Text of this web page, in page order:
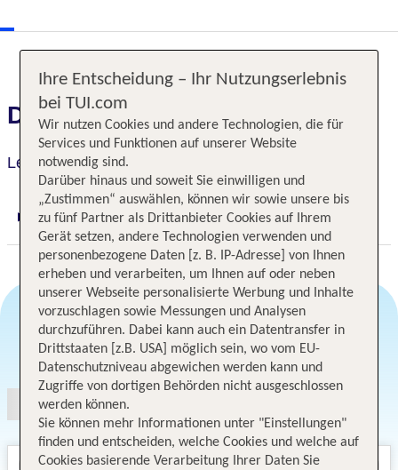
Das erwartet Sie
Le Meridien New Delhi
Digitaler und telefonischer 24/7 TUI Service
Angebotsauswahl
Ihre Entscheidung – Ihr Nutzungserlebnis
bei TUI.com
Wir nutzen Cookies und andere Technologien, die für
Services und Funktionen auf unserer Website
notwendig sind.
Darüber hinaus und soweit Sie einwilligen und
„Zustimmen“ auswählen, können wir sowie unsere bis
zu fünf Partner als Drittanbieter Cookies auf Ihrem
Gerät setzen, andere Technologien verwenden und
personenbezogene Daten [z. B. IP-Adresse] von Ihnen
erheben und verarbeiten, um Ihnen auf oder neben
unserer Webseite personalisierte Werbung und Inhalte
vorzuschlagen sowie Messungen und Analysen
durchzuführen. Dabei kann auch ein Datentransfer in
Drittstaaten [z.B. USA] möglich sein, wo vom EU-
Datenschutzniveau abgewichen werden kann und
Zugriffe von dortigen Behörden nicht ausgeschlossen
werden können.
Sie können mehr Informationen unter "Einstellungen"
finden und entscheiden, welche Cookies und welche auf
Cookies basierende Verarbeitung Ihrer Daten Sie